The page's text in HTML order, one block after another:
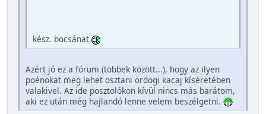
kész. bocsánat
Azért jó ez a fórum (többek között...), hogy az ilyen
poénokat meg lehet osztani ördögi kacaj kíséretében
valakivel. Az ide posztolókon kívül nincs más barátom,
aki ez után még hajlandó lenne velem beszélgetni.